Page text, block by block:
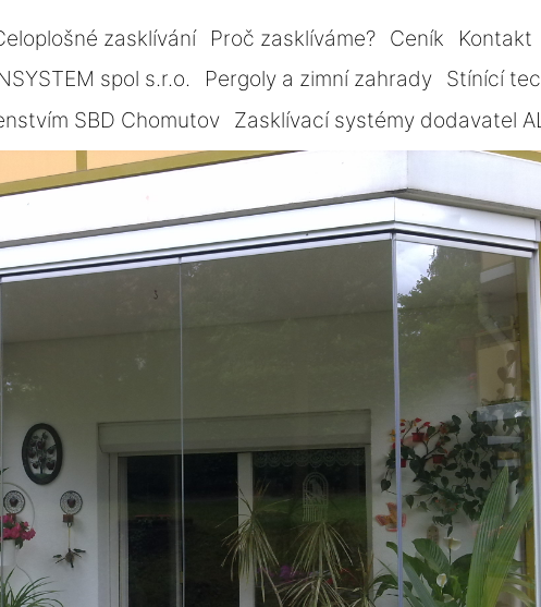
zasklívání Proč zasklíváme? Ceník
Kontakt
spol s.r.o.
Pergoly a zimní zahrady Stínící
SBD Chomutov Zasklívací systémy dodavatel